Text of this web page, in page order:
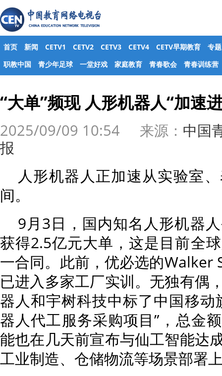
首页 新闻 CETV1 CETV2 CETV3 CETV4 CETV早期教育
专题
职教中国
青少年足球 一堂好戏 家庭教育 青春歌会 青春训练营
“大单”频现 人形机器人“加速
2025/09/09 10:54 来源： 中国
报
人形机器人正加速从实验室
间。
9月3日，国内知名人形机器
获得2.5亿元大单，这是目前全
一合同。此前，优必选的Walker
已进入多家工厂实训。无独有偶
器人和宇树科技中标了中国移动
器人代工服务采购项目”，总金
能也在几天前宣布与仙工智能达
工业制造、仓储物流等场景部署